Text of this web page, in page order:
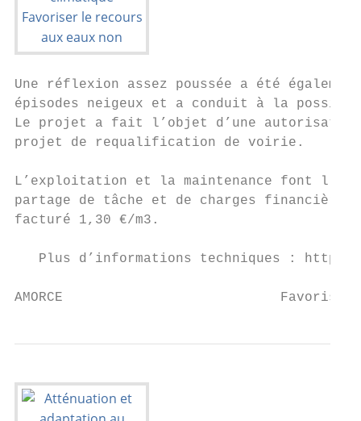
Une réflexion assez poussée a été
épisodes neigeux et a conduit à la
Le projet a fait l’objet d’une
projet de requalification de voirie.
L’exploitation et la maintenance font
partage de tâche et de charges
facturé 1,30 €/m3.
Plus d’informations techniques :
AMORCE                           Favoriser